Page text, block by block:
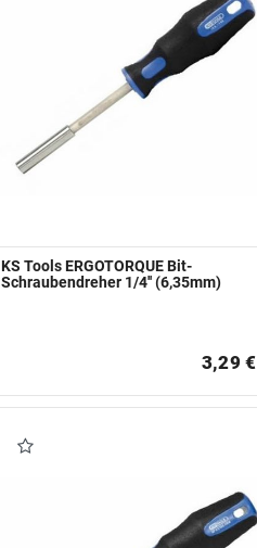
KS Tools ERGOTORQUE Bit-
Schraubendreher 1/4'' (6,35mm)
3,29 €